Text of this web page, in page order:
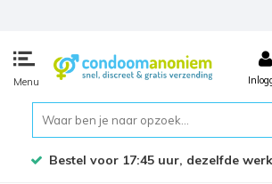
Menu
Bestel voor 17:45 uur, dezelfde